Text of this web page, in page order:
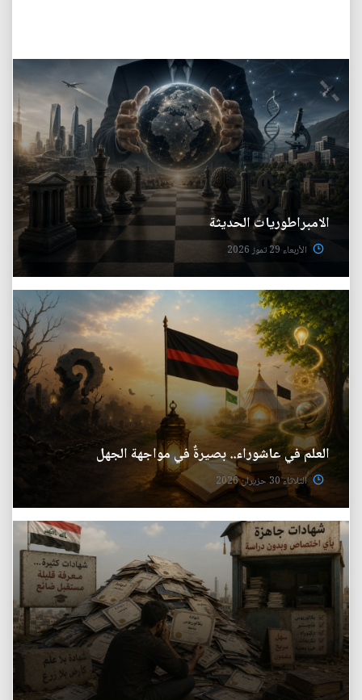
الامبراطوريات الحديثة
الأربعاء 29 تموز 2026
العلم في عاشوراء.. بصيرةٌ في مواجهة الجهل
الثلاثاء 30 حزيران 2026